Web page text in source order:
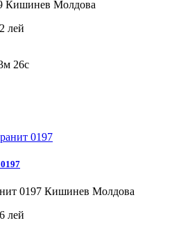
Кишинев Молдова
лей
25с
0197 Кишинев Молдова
лей